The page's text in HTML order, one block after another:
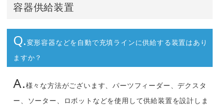
容器供給装置
Q.変形容器などを自動で充填ラインに供給する装置はあり
ますか？
A.様々な方法がございます、パーツフィーダー、デクスタ
ー、ソーター、ロボットなどを使用して供給装置を設計しま